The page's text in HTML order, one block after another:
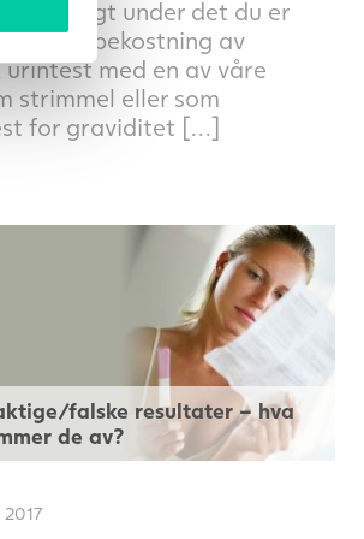
langt under det du er
på bekostning av
med en av våre
strimmel eller som
for graviditet […]
falske resultater – hva
de av?
2017